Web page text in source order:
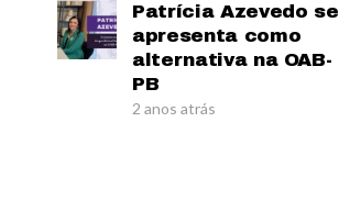
Patrícia Azevedo se
apresenta como
alternativa na OAB-
PB
2 anos atrás